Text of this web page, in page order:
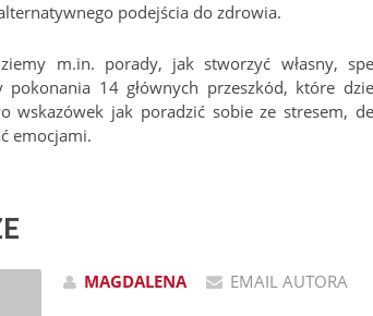
podejścia do zdrowia.
m.in. porady, jak stworzyć własny,
pokonania 14 głównych przeszkód, które
wskazówek jak poradzić sobie ze stresem,
emocjami.
MAGDALENA EMAIL AUTORA